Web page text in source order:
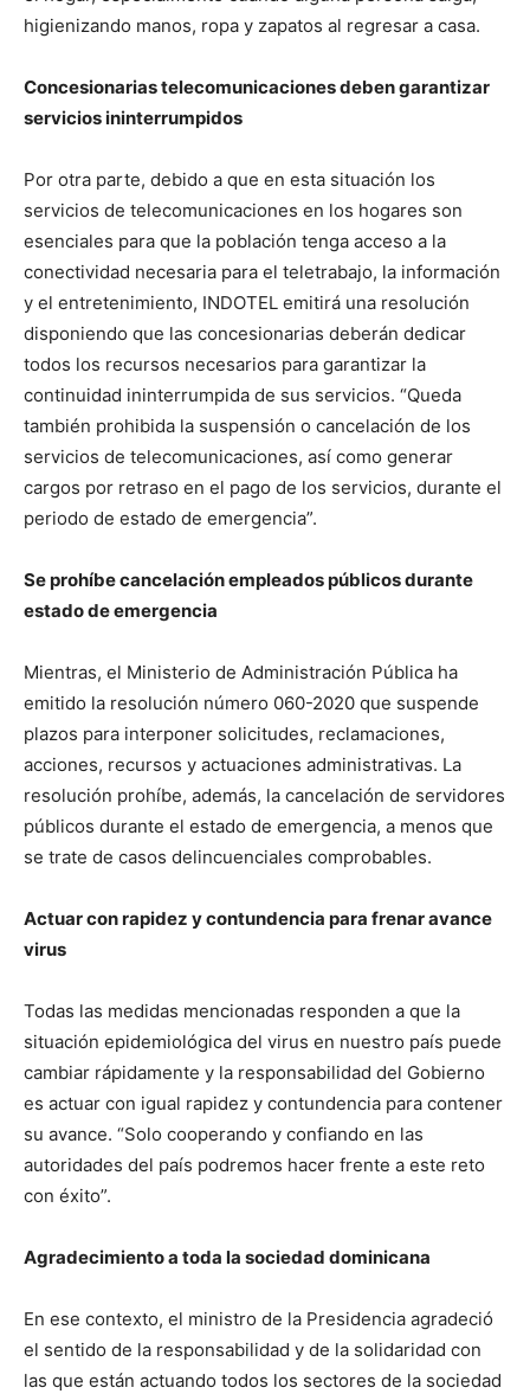
higienizando manos, ropa y zapatos al regresar a casa.
Concesionarias telecomunicaciones deben garantizar
servicios ininterrumpidos
Por otra parte, debido a que en esta situación los
servicios de telecomunicaciones en los hogares son
esenciales para que la población tenga acceso a la
conectividad necesaria para el teletrabajo, la información
y el entretenimiento, INDOTEL emitirá una resolución
disponiendo que las concesionarias deberán dedicar
todos los recursos necesarios para garantizar la
continuidad ininterrumpida de sus servicios. “Queda
también prohibida la suspensión o cancelación de los
servicios de telecomunicaciones, así como generar
cargos por retraso en el pago de los servicios, durante el
periodo de estado de emergencia”.
Se prohíbe cancelación empleados públicos durante
estado de emergencia
Mientras, el Ministerio de Administración Pública ha
emitido la resolución número 060-2020 que suspende
plazos para interponer solicitudes, reclamaciones,
acciones, recursos y actuaciones administrativas. La
resolución prohíbe, además, la cancelación de servidores
públicos durante el estado de emergencia, a menos que
se trate de casos delincuenciales comprobables.
Actuar con rapidez y contundencia para frenar avance
virus
Todas las medidas mencionadas responden a que la
situación epidemiológica del virus en nuestro país puede
cambiar rápidamente y la responsabilidad del Gobierno
es actuar con igual rapidez y contundencia para contener
su avance. “Solo cooperando y confiando en las
autoridades del país podremos hacer frente a este reto
con éxito”.
Agradecimiento a toda la sociedad dominicana
En ese contexto, el ministro de la Presidencia agradeció
el sentido de la responsabilidad y de la solidaridad con
las que están actuando todos los sectores de la sociedad